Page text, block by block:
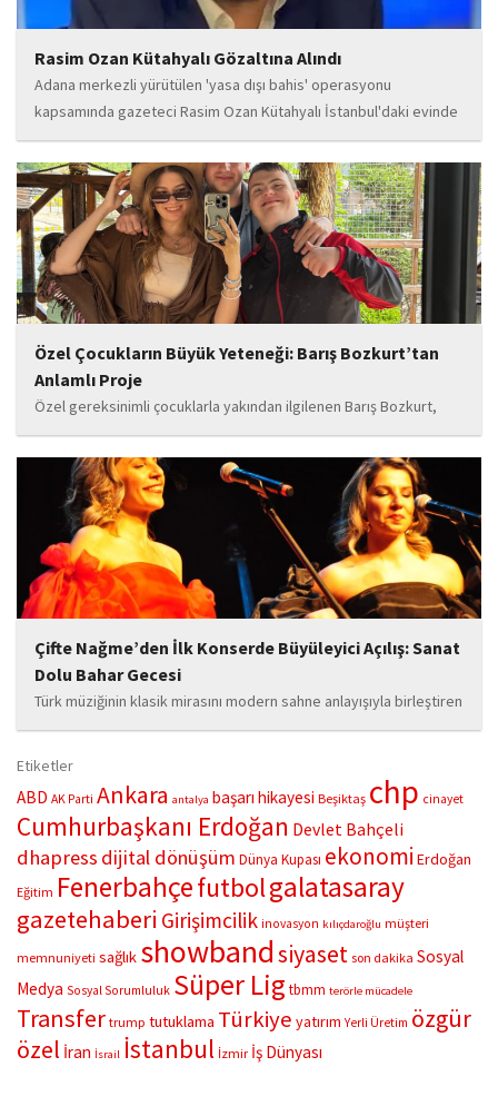
Rasim Ozan Kütahyalı Gözaltına Alındı
Adana merkezli yürütülen 'yasa dışı bahis' operasyonu
kapsamında gazeteci Rasim Ozan Kütahyalı İstanbul'daki evinde
gözaltına alındı.
Özel Çocukların Büyük Yeteneği: Barış Bozkurt’tan
Anlamlı Proje
Özel gereksinimli çocuklarla yakından ilgilenen Barış Bozkurt,
hayata geçirdiği örnek çalışma ile hem eğitim camiasının hem de
toplumun dikkatini çekiyor. “Hayatta yaşattığın mutluluk en güzel
hediyedir” anlayışıyla yola çıkan Bozkurt,...
Çifte Nağme’den İlk Konserde Büyüleyici Açılış: Sanat
Dolu Bahar Gecesi
Türk müziğinin klasik mirasını modern sahne anlayışıyla birleştiren
“Çifte Nağme” projesi, ilk konserini İstanbul Ataşehir’de bulunan
buluşturdu. Yoğun katılımla gerçekleşen gece, müzikal çeşitlilik
ve...
Etiketler
ABD AK Parti Ankara antalya başarı hikayesi Beşiktaş chp cinayet
Cumhurbaşkanı Erdoğan Devlet Bahçeli
dhapress dijital dönüşüm Dünya Kupası ekonomi Erdoğan
Eğitim Fenerbahçefutbolgalatasaray
gazetehaberi Girişimcilik inovasyon kılıçdaroğlu müşteri
memnuniyeti sağlık showbandsiyaset son dakika Sosyal
Medya Sosyal Sorumluluk Süper Lig tbmm terörle mücadele
Transfer trump tutuklama Türkiye yatırım Yerli Üretim özgür
özel İran İsrail İstanbul İzmir İş Dünyası